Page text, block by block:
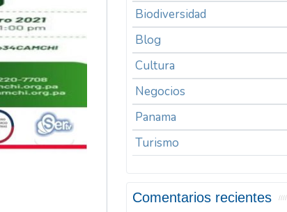
Biodiversidad
Blog
Cultura
Negocios
Panama
Turismo
Comentarios recientes